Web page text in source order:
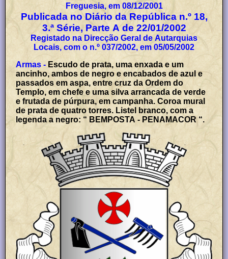
Freguesia, em 08/12/2001
Publicada no Diário da República n.º 18,
3.ª Série, Parte A de 22/01/2002
Registado na Direcção Geral de Autarquias
Locais, com o n.º 037/2002, em 05/05/2002
Armas - Escudo de prata, uma enxada e um
ancinho, ambos de negro e encabados de azul e
passados em aspa, entre cruz da Ordem do
Templo, em chefe e uma silva arrancada de verde
e frutada de púrpura, em campanha. Coroa mural
de prata de quatro torres. Listel branco, com a
legenda a negro: “ BEMPOSTA - PENAMACOR “.